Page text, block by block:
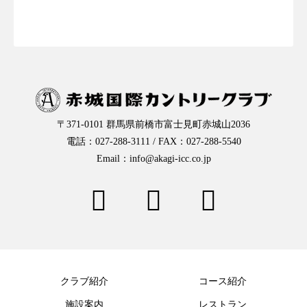
〒371-0101 群馬県前橋市富士見町赤城山2036
電話：027-288-3111 / FAX：027-288-5540
Email：info@akagi-icc.co.jp
クラブ紹介 コース紹介
施設案内 レストラン